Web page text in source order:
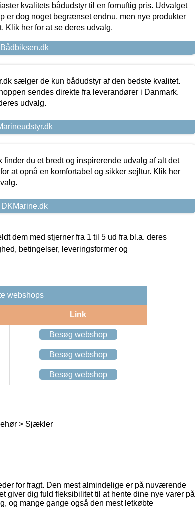
kvalitets bådudstyr til en fornuftig pris. Udvalget
er dog noget begrænset endnu, men nye produkter
Klik her for at se deres udvalg.
sælger de kun bådudstyr af den bedste kvalitet.
sendes direkte fra leverandører i Danmark.
udvalg.
finder du et bredt og inspirerende udvalg af alt det
at opnå en komfortabel og sikker sejltur. Klik her
dem med stjerner fra 1 til 5 ud fra bl.a. deres
betingelser, leveringsformer og
webshops
Link
Besøg webshop
Besøg webshop
Besøg webshop
> Sjækler
for fragt. Den mest almindelige er på nuværende
giver dig fuld fleksibilitet til at hente dine nye varer på
og mange gange også den mest letkøbte